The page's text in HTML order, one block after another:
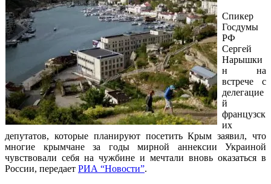
Спикер
Госдумы
РФ
Сергей
Нарышки
н на
встрече с
делегацие
й
французск
их
депутатов, которые планируют посетить Крым заявил, что
многие крымчане за годы мирной аннексии Украиной
чувствовали себя на чужбине и мечтали вновь оказаться в
России, передает РИА “Новости”.